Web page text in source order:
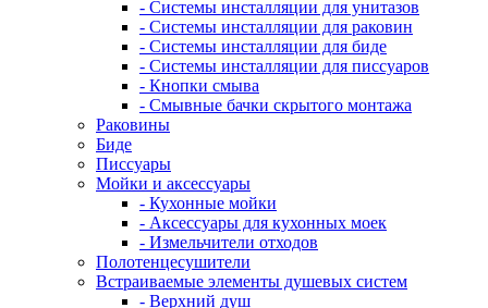
- Системы инсталляции для унитазов
- Системы инсталляции для раковин
- Системы инсталляции для биде
- Системы инсталляции для писсуаров
- Кнопки смыва
- Смывные бачки скрытого монтажа
Раковины
Биде
Писсуары
Мойки и аксессуары
- Кухонные мойки
- Аксессуары для кухонных моек
- Измельчители отходов
Полотенцесушители
Встраиваемые элементы душевых систем
- Верхний душ